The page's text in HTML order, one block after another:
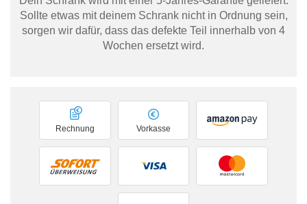
Sollte etwas mit deinem Schrank nicht in Ordnung sein,
sorgen wir dafür, dass das defekte Teil innerhalb von 4
Wochen ersetzt wird.
Vorkasse
Rechnung